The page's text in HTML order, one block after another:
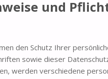
und
den Schutz Ihrer
sowie dieser
werden verschiedene